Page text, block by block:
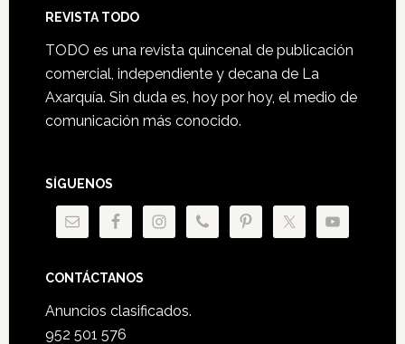
Footer
REVISTA TODO
TODO es una revista quincenal de publicación
comercial, independiente y decana de La
Axarquía. Sin duda es, hoy por hoy, el medio de
comunicación más conocido.
SÍGUENOS
CONTÁCTANOS
Anuncios clasificados.
952 501 576